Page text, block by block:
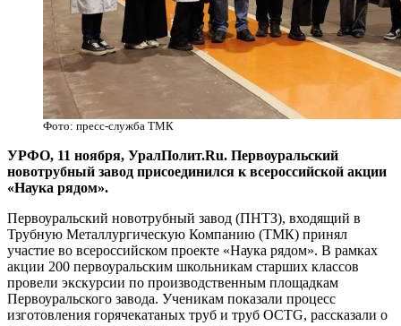
Фото: пресс-служба ТМК
УРФО, 11 ноября, УралПолит.Ru. Первоуральский
новотрубный завод присоединился к всероссийской акции
«Наука рядом».
Первоуральский новотрубный завод (ПНТЗ), входящий в
Трубную Металлургическую Компанию (ТМК) принял
участие во всероссийском проекте «Наука рядом». В рамках
акции 200 первоуральским школьникам старших классов
провели экскурсии по производственным площадкам
Первоуральского завода. Ученикам показали процесс
изготовления горячекатаных труб и труб OCTG, рассказали о